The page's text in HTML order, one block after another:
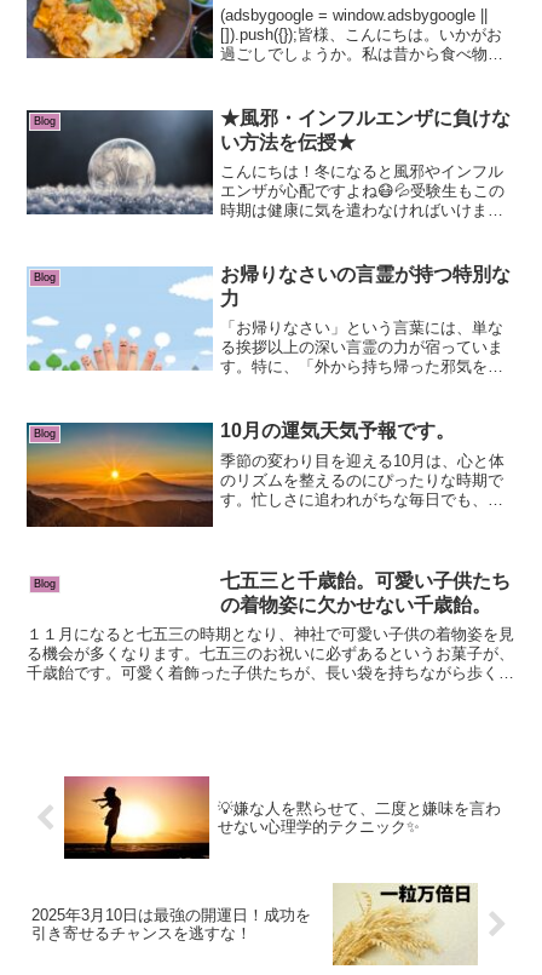
(adsbygoogle = window.adsbygoogle ||
[]).push({});皆様、こんにちは。いかがお
過ごしでしょうか。私は昔から食べ物の
本当に...
Blog
★風邪・インフルエンザに負けな
い方法を伝授★
こんにちは！冬になると風邪やインフル
エンザが心配ですよね😷💦受験生もこの
時期は健康に気を遣わなければいけませ
日常生活にすぐ取り入れられるものばか
りです！🎵▼免疫力U...
Blog
お帰りなさいの言霊が持つ特別な
力
「お帰りなさい」という言葉には、単な
る挨拶以上の深い言霊の力が宿っていま
す。特に、「外から持ち帰った邪気を退
の言霊の意味を詳しく解説します。「お
帰りなさい」の言霊の力と...
Blog 10月の運気天気予報です。
季節の変わり目を迎える10月は、心と体
のリズムを整えるのにぴったりな時期で
す。忙しさに追われがちな毎日でも、少
幸運が隠れているかもし...
Blog
七五三と千歳飴。可愛い子供たち
の着物姿に欠かせない千歳飴。
１１月になると七五三の時期となり、神社で可愛い子供の着物姿を見
る機会が多くなります。七五三のお祝いに必ずあるというお菓子が、
千歳飴です。可愛く着飾った子供たちが、長い袋を持ちながら歩く姿
💡嫌な人を黙らせて、二度と嫌味を言わ
せない心理学的テクニック✨
2025年3月10日は最強の開運日！成功を
引き寄せるチャンスを逃すな！